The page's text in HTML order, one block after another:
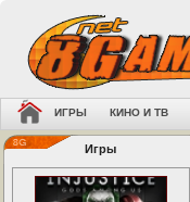
ИГРЫ КИНО И ТВ
Игры